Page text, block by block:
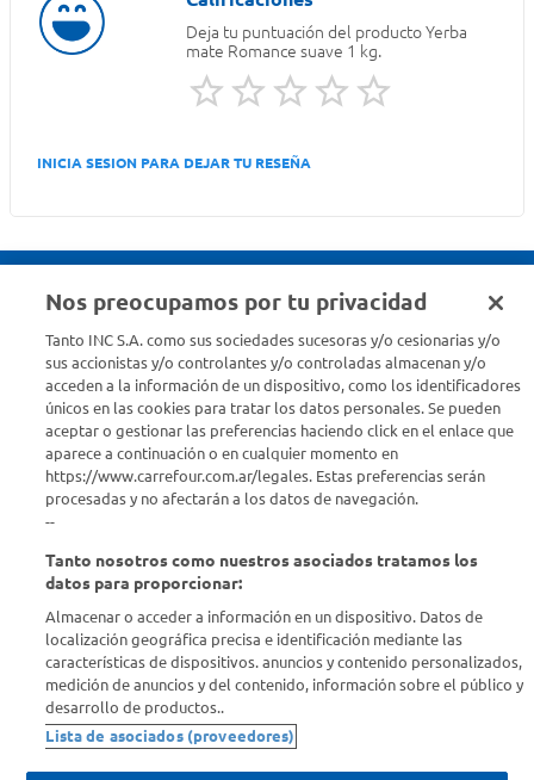
Deja tu puntuación del productoYerba
mate Romance suave 1 kg.
INICIA SESION PARA DEJAR TU RESEÑA
Estamos para ayudarte
¿Tenés una consulta? Comunicate con nosotros acá
Descubrí Carrefour
Conocenos
Info útil
Comprá Online
Nos preocupamos por tu privacidad
Tanto INC S.A. como sus sociedades sucesoras y/o cesionarias y/o
sus accionistas y/o controlantes y/o controladas almacenan y/o
acceden a la información de un dispositivo, como los identificadores
únicos en las cookies para tratar los datos personales. Se pueden
aceptar o gestionar las preferencias haciendo click en el enlace que
aparece a continuación o en cualquier momento en
https://www.carrefour.com.ar/legales. Estas preferencias serán
procesadas y no afectarán a los datos de navegación.
--
Tanto nosotros como nuestros asociados tratamos los
datos para proporcionar:
Almacenar o acceder a información en un dispositivo. Datos de
localización geográfica precisa e identificación mediante las
características de dispositivos. anuncios y contenido personalizados,
medición de anuncios y del contenido, información sobre el público y
desarrollo de productos..
Lista de asociados (proveedores)